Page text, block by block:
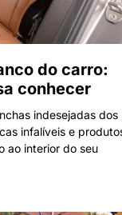
do carro:
conhecer
indesejadas dos
infalíveis e
ao interior do seu